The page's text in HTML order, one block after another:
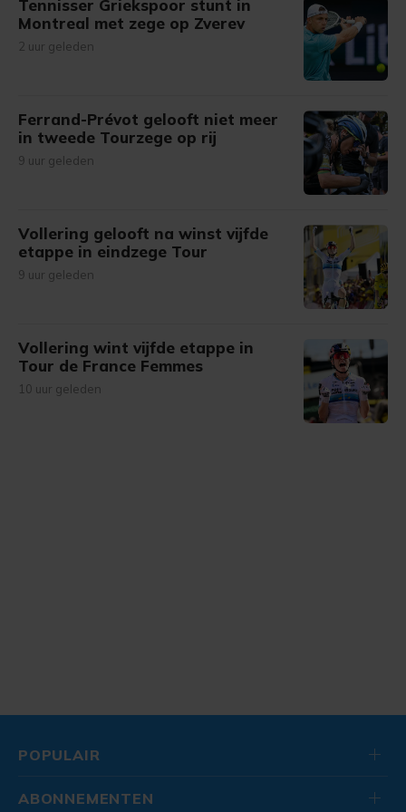
Tennisser Griekspoor stunt in
Montreal met zege op Zverev
2 uur geleden
Ferrand-Prévot gelooft niet meer
in tweede Tourzege op rij
9 uur geleden
Vollering gelooft na winst vijfde
etappe in eindzege Tour
9 uur geleden
Vollering wint vijfde etappe in
Tour de France Femmes
10 uur geleden
POPULAIR
ABONNEMENTEN